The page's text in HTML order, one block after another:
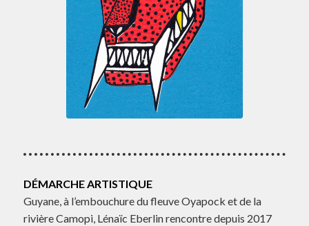
DÉMARCHE ARTISTIQUE
Guyane, à l’embouchure du fleuve Oyapock et de la
rivière Camopi, Lénaïc Eberlin rencontre depuis 2017